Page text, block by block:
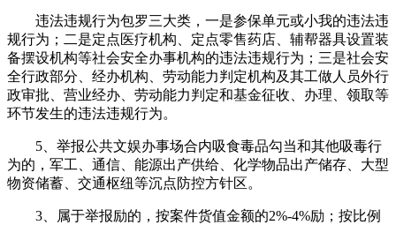
违法违规行为包罗三大类，一是参保单元或小我的违法违
规行为；二是定点医疗机构、定点零售药店、辅帮器具设置装
备摆设机构等社会安全办事机构的违法违规行为；三是社会安
全行政部分、经办机构、劳动能力判定机构及其工做人员外行
政审批、营业经办、劳动能力判定和基金征收、办理、领取等
环节发生的违法违规行为。
5、举报公共文娱办事场合内吸食毒品勾当和其他吸毒行
为的，军工、通信、能源出产供给、化学物品出产储存、大型
物资储蓄、交通枢纽等沉点防控方针区。
3、属于举报励的，按案件货值金额的2%-4%励；按比例